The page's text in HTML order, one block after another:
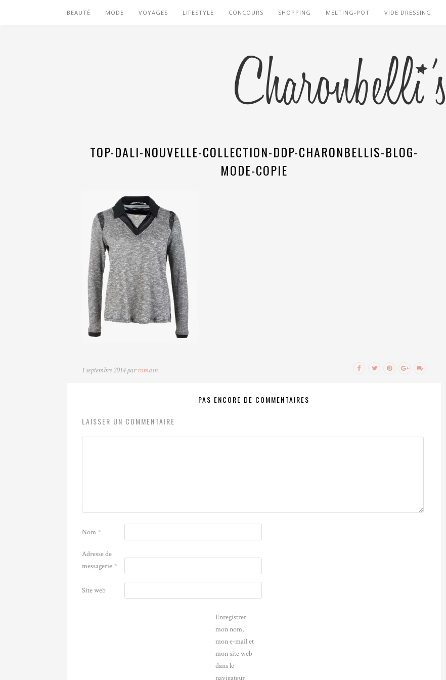
BEAUTÉ MODE VOYAGES LIFESTYLE CONCOURS SHOPPING MELTING-POT VIDE DRESSING
TOP-DALI-NOUVELLE-COLLECTION-DDP-CHARONBELLIS-BLOG-
MODE-COPIE
1 septembre 2014 parromain
PAS ENCORE DE COMMENTAIRES
LAISSER UN COMMENTAIRE
Nom*
Adresse de
messagerie*
Site web
Enregistrer
mon nom,
mon e-mail et
mon site web
dans le
navigateur